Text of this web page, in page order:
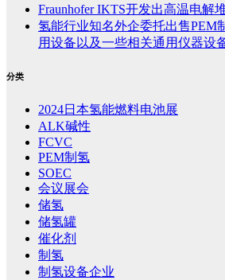
Fraunhofer IKTS开发出高温电解
氢能行业知名外企委托出售PEM
用设备以及一些相关通用仪器设
分类
2024日本氢能燃料电池展
ALK碱性
FCVC
PEM制氢
SOEC
会议展会
储氢
储氢罐
催化剂
制氢
制氢设备企业